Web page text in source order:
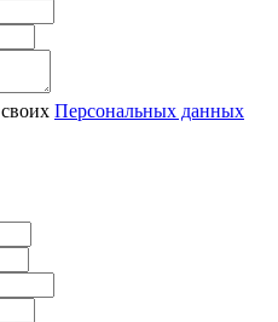
Персональных данных